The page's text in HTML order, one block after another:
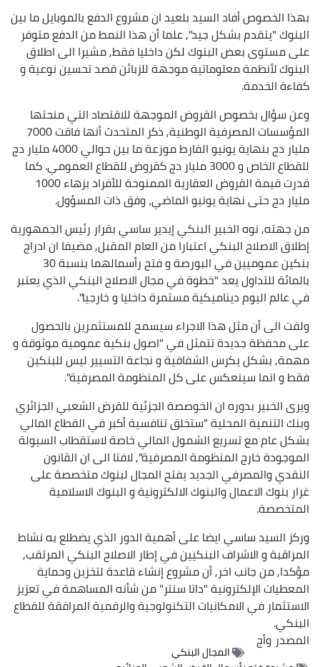
بهذا الخصوص أفاد السيد بلعيد ان مشروع الدفع بالموبايل ما بين
البنوك "يتقدم بشكل جيد", علما أن هذا النمط من الدفع متوفر
على مستوى بعض البنوك لكن داخليا فقط, مشيرا الى اطلاق
البنوك لأنظمة معلوماتية موجهة للزبائن قصد تحسين نوعية و
كفاءة الخدمة.
وعن سؤال بخصوص القروض الموجهة للاقتصاد التي منحتها
المؤسسات المصرفية الوطنية, ذكر المتحدث أنها فاقت 7000
مليار دج بنهاية يونيو الفارط موزعة ما بين حوالي 4000 مليار دج
للقطاع الخاص و 3000 مليار دج كقروض للقطاع العمومي. كما
قدرت قيمة القروض العقارية الممنوحة للأفراد بزهاء 1000
مليار دج حتى نهاية يونيو الماضي، وفق ذات المسؤول.
من جهته, نوه الخبير البنكي إيدير ساسي بقرار رئيس الجمهورية
إطلاق الاصلاح البنكي اعتبارا من العام المقبل, مضيفا ان ادراج
بنكين عموميين في البورصة و فتح رأسمالهما بنسبة 30
بالمائة للتداول يعد "خطوة في مجال الاصلاح البنكي الذي يعتبر
في عالم اليوم ديناميكية مستمرة داخليا و خارجيا".
ولفت الى أن مثل هذا الاجراء سيسمح للمستثمرين بالحصول
على محفظة جديدة تتمثل في "اصول بنكية عمومية موثوقة و
مهمة, بشكل يكرس الشفافية و نجاعة التسيير ليس للبنكين
فقط و انما سينعكس على كل المنظومة المصرفية".
ويرى الخبير بدوره ان الخوصصة الجزئية للقرض الشعبي الجزائري
وبنك التنمية المحلية "ستخلق تنافسية أكبر في القطاع المالي
بشكل عام مع تسريع الشمول المالي خاصة لاستقطاب السيولة
الموجودة خارج المنظومة المصرفية", لافتا الى ان القانون
النقدي والمصرفي الجديد يفتح المجال لبنوك متخصصة على
غرار بنوك الاعمال والبنوك الالكترونية و البنوك الاسلامية
المتخصصة.
وركز السيد ساسي ايضا على أهمية الدور الذي يضطلع به نشاط
المراقبة و الاشراف البنكيين في إطار الاصلاح البنكي المرتقب,
مؤكدا, من جانب اخر, أن مشروع إنشاء قاعدة لتخزين وحماية
المعطيات الإلكترونية "داتا سنتر" من شأنه المساهمة في تعزيز
الاستثمار في الامكانيات التكنولوجية والرقمية المرافقة للقطاع
البنكي.
المصدروأج
المجال البنكي